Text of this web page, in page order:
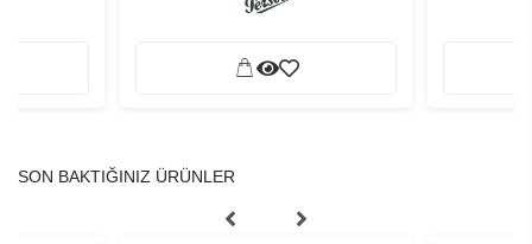
SON BAKTIĞINIZ ÜRÜNLER